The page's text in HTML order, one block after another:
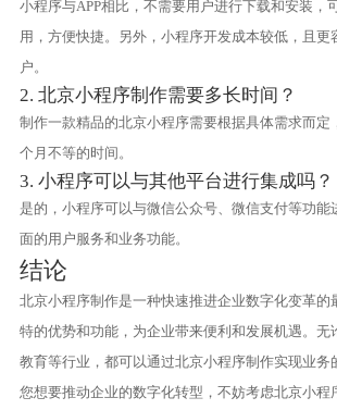
小程序与APP相比，不需要用户进行下载和安装，
用，方便快捷。另外，小程序开发成本较低，且更
户。
2. 北京小程序制作需要多长时间？
制作一款精品的北京小程序需要根据具体需求而定
个月不等的时间。
3. 小程序可以与其他平台进行集成吗？
是的，小程序可以与微信公众号、微信支付等功能
面的用户服务和业务功能。
结论
北京小程序制作是一种快速推进企业数字化变革的
特的优势和功能，为企业带来便利和发展机遇。无
教育等行业，都可以通过北京小程序制作实现业务
您想要推动企业的数字化转型，不妨考虑北京小程